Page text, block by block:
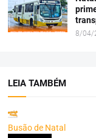
8/04/
LEIA TAMBÉM
Busão de Natal